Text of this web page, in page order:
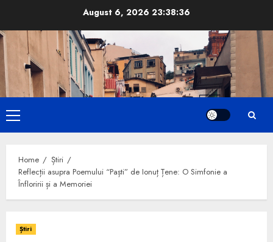
content
August 6, 202623:38:38
Primary
Menu
Home
Știri
Reflecții asupra Poemului “Paști” de Ionuț Țene: O Simfonie a
Înfloririi și a Memoriei
Știri